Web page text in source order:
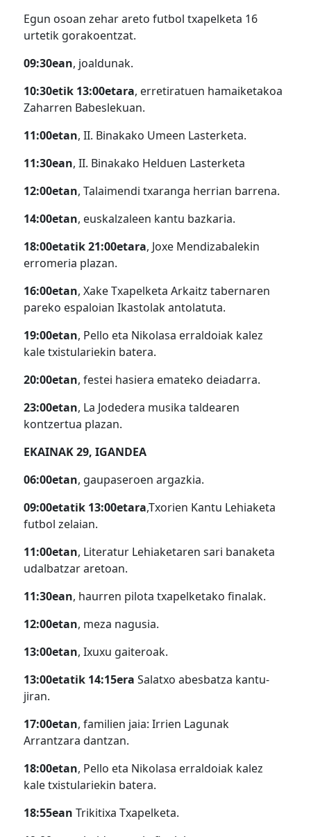
Egun osoan zehar areto futbol txapelketa 16
urtetik gorakoentzat.
09:30ean, joaldunak.
10:30etik 13:00etara, erretiratuen hamaiketakoa
Zaharren Babeslekuan.
11:00etan, II. Binakako Umeen Lasterketa.
11:30ean, II. Binakako Helduen Lasterketa
12:00etan, Talaimendi txaranga herrian barrena.
14:00etan, euskalzaleen kantu bazkaria.
18:00etatik 21:00etara, Joxe Mendizabalekin
erromeria plazan.
16:00etan, Xake Txapelketa Arkaitz tabernaren
pareko espaloian Ikastolak antolatuta.
19:00etan, Pello eta Nikolasa erraldoiak kalez
kale txistulariekin batera.
20:00etan, festei hasiera emateko deiadarra.
23:00etan, La Jodedera musika taldearen
kontzertua plazan.
EKAINAK 29, IGANDEA
06:00etan, gaupaseroen argazkia.
09:00etatik 13:00etara,Txorien Kantu Lehiaketa
futbol zelaian.
11:00etan, Literatur Lehiaketaren sari banaketa
udalbatzar aretoan.
11:30ean, haurren pilota txapelketako finalak.
12:00etan, meza nagusia.
13:00etan, Ixuxu gaiteroak.
13:00etatik 14:15era Salatxo abesbatza kantu-
jiran.
17:00etan, familien jaia: Irrien Lagunak
Arrantzara dantzan.
18:00etan, Pello eta Nikolasa erraldoiak kalez
kale txistulariekin batera.
18:55ean Trikitixa Txapelketa.